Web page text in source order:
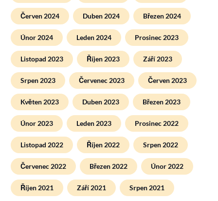
Červen 2024 Duben 2024 Březen 2024
Únor 2024 Leden 2024 Prosinec 2023
Listopad 2023 Říjen 2023 Září 2023
Srpen 2023 Červenec 2023 Červen 2023
Květen 2023 Duben 2023 Březen 2023
Únor 2023 Leden 2023 Prosinec 2022
Listopad 2022 Říjen 2022 Srpen 2022
Červenec 2022 Březen 2022 Únor 2022
Říjen 2021 Září 2021 Srpen 2021